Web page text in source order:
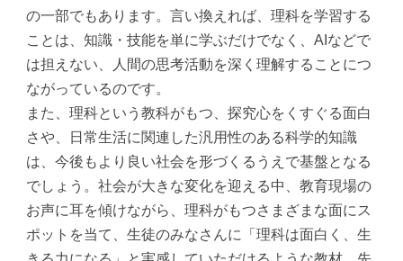
の一部でもあります。言い換えれば、理科を学習する
ことは、知識・技能を単に学ぶだけでなく、AIなどで
は担えない、人間の思考活動を深く理解することにつ
ながっているのです。
また、理科という教科がもつ、探究心をくすぐる面白
さや、日常生活に関連した汎用性のある科学的知識
は、今後もより良い社会を形づくるうえで基盤となる
でしょう。社会が大きな変化を迎える中、教育現場の
お声に耳を傾けながら、理科がもつさまざまな面にス
ポットを当て、生徒のみなさんに「理科は面白く、生